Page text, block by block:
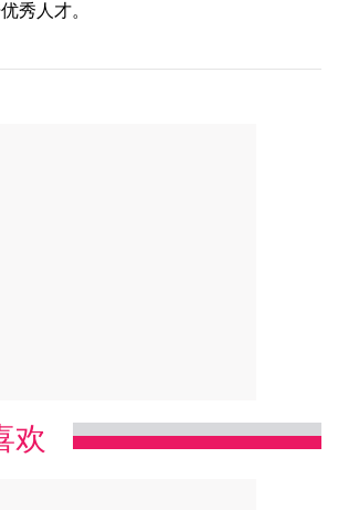
秀人才。
欢